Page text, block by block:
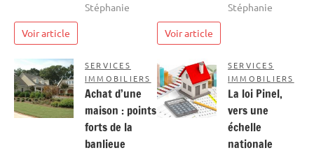
Stéphanie
Voir article
Stéphanie
Voir article
SERVICES
IMMOBILIERS
Achat d’une
maison : points
forts de la
banlieue
SERVICES
IMMOBILIERS
La loi Pinel,
vers une
échelle
nationale